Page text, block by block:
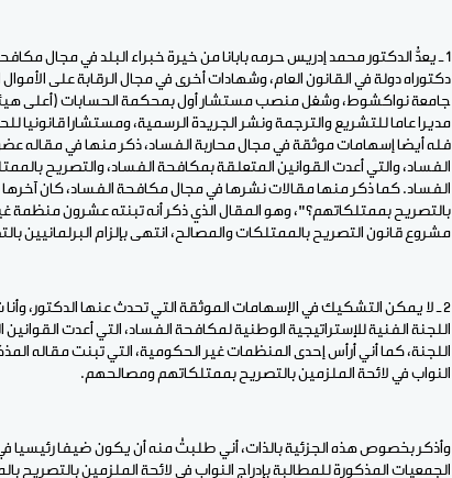
1 ـ يعدُّ الدكتور محمد إدريس حرمه بابانا من خيرة خبراء البلد في مجال
دكتوراه دولة في القانون العام، وشهادات أخرى في مجال الرقابة على
جامعة نواكشوط، وشغل منصب مستشار أول بمحكمة الحسابات (أعلى هيئة
مديرا عاما للتشريع والترجمة ونشر الجريدة الرسمية، ومستشارا قانونيا
فله أيضا إسهامات موثقة في مجال محاربة الفساد، ذكر منها في مقاله
الفساد، والتي أعدت القوانين المتعلقة بمكافحة الفساد، والتصريح
الفساد. كما ذكر منها مقالات نشرها في مجال مكافحة الفساد، كان آخرها
بالتصريح بممتلكاتهم؟"، وهو المقال الذي ذكر أنه تبنته عشرون
مشروع قانون التصريح بالممتلكات والمصالح، انتهى بإلزام البرلمانيين
2 ـ لا يمكن التشكيك في الإسهامات الموثقة التي تحدث عنها
اللجنة الفنية للإستراتيجية الوطنية لمكافحة الفساد، التي أعدت
اللجنة، كما أني أرأس إحدى المنظمات غير الحكومية، التي تبنت مقاله
النواب في لائحة الملزمين بالتصريح بممتلكاتهم ومصالحهم.
وأذكر بخصوص هذه الجزئية بالذات، أني طلبتُ منه أن يكون ضيفا
الجمعيات المذكورة للمطالبة بإدراج النواب في لائحة الملزمين